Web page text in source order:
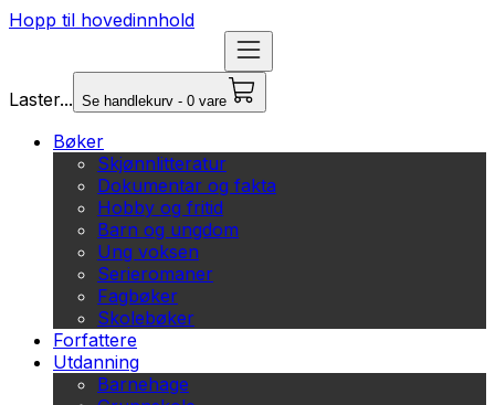
Hopp til hovedinnhold
Laster... Se handlekurv - 0 vare
Bøker
Skjønnlitteratur
Dokumentar og fakta
Hobby og fritid
Barn og ungdom
Ung voksen
Serieromaner
Fagbøker
Skolebøker
Forfattere
Utdanning
Barnehage